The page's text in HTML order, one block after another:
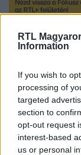
RTL
Information
If you wish to
processing of
targeted
section to
opt-out request
interest-based
us or personal
Nézd vissza a
Itt állítsd
legyen a